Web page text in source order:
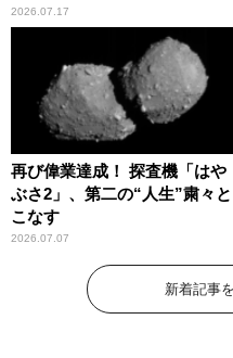
2026.07.17
再び偉業達成！ 探査機「はや
ぶさ2」、第二の“人生”粛々と
こなす
2026.07.07
新着記事